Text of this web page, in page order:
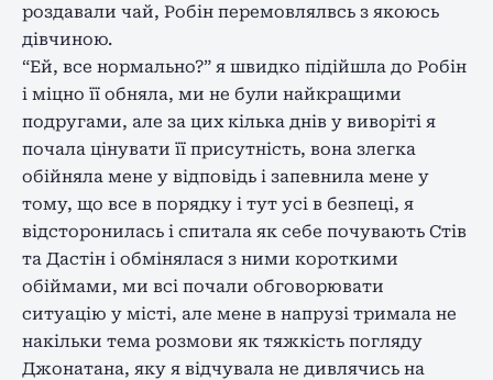
роздавали чай, Робін перемовлялвсь з якоюсь
дівчиною.
“Ей, все нормально?” я швидко підійшла до Робін
і міцно її обняла, ми не були найкращими
подругами, але за цих кілька днів у виворіті я
почала цінувати її присутність, вона злегка
обійняла мене у відповідь і запевнила мене у
тому, що все в порядку і тут усі в безпеці, я
відсторонилась і спитала як себе почувають Стів
та Дастін і обмінялася з ними короткими
обіймами, ми всі почали обговорювати
ситуацію у місті, але мене в напрузі тримала не
накільки тема розмови як тяжкість погляду
Джонатана, яку я відчувала не дивлячись на